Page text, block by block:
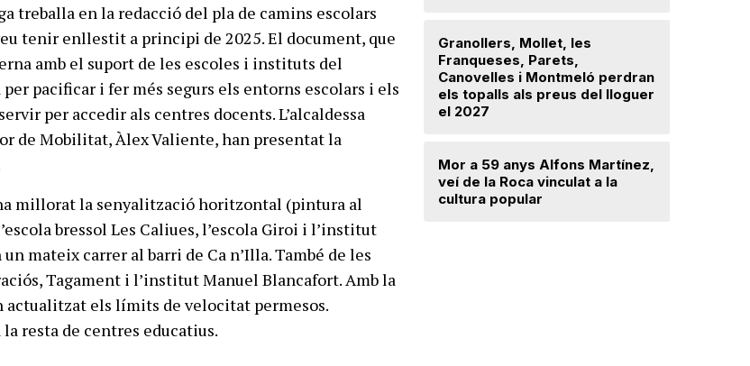
treballa en la redacció del pla de camins escolars
tenir enllestit a principi de 2025. El document, que
amb el suport de les escoles i instituts del
pacificar i fer més segurs els entorns escolars i els
per accedir als centres docents. L’alcaldessa
de Mobilitat, Àlex Valiente, han presentat la
millorat la senyalització horitzontal (pintura al
bressol Les Caliues, l’escola Giroi i l’institut
mateix carrer al barri de Ca n’Illa. També de les
Tagament i l’institut Manuel Blancafort. Amb la
actualitzat els límits de velocitat permesos.
la resta de centres educatius.
Granollers, Mollet, les
Franqueses, Parets,
Canovelles i Montmeló perdran
els topalls als preus del lloguer
el 2027
Mor a 59 anys Alfons Martínez,
veí de la Roca vinculat a la
cultura popular